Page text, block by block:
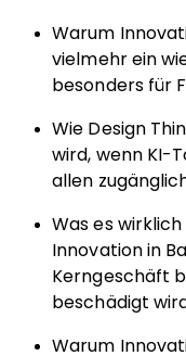
Warum
vielmehr ein
besonders für
Wie Design
wird, wenn KI-
allen
Was es
Innovation in
Kerngeschäft
beschädigt
Warum